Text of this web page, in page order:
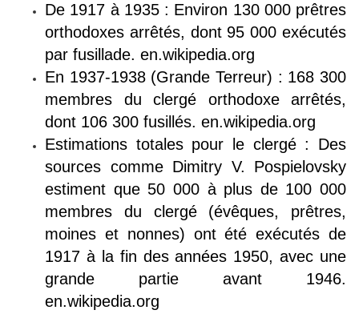
De 1917 à 1935 : Environ 130 000 prêtres
orthodoxes arrêtés, dont 95 000 exécutés
par fusillade. en.wikipedia.org
En 1937-1938 (Grande Terreur) : 168 300
membres du clergé orthodoxe arrêtés,
dont 106 300 fusillés. en.wikipedia.org
Estimations totales pour le clergé : Des
sources comme Dimitry V. Pospielovsky
estiment que 50 000 à plus de 100 000
membres du clergé (évêques, prêtres,
moines et nonnes) ont été exécutés de
1917 à la fin des années 1950, avec une
grande partie avant 1946.
en.wikipedia.org